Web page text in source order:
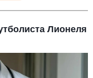
Лионеля